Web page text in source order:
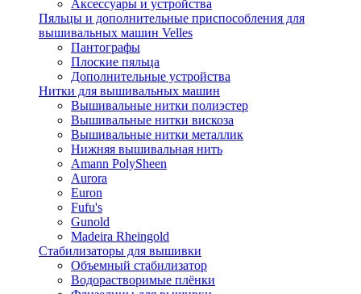
Аксессуары и устройства
Пяльцы и дополнительные приспособления для
вышивальных машин Velles
Пантографы
Плоские пяльца
Дополнительные устройства
Нитки для вышивальных машин
Вышивальные нитки полиэстер
Вышивальные нитки вискоза
Вышивальные нитки металлик
Нижняя вышивальная нить
Amann PolySheen
Aurora
Euron
Fufu's
Gunold
Madeira Rheingold
Стабилизаторы для вышивки
Объемный стабилизатор
Водорастворимые плёнки